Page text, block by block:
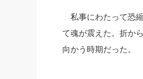
私事にわたって恐
て魂が震えた。折か
向かう時期だった。